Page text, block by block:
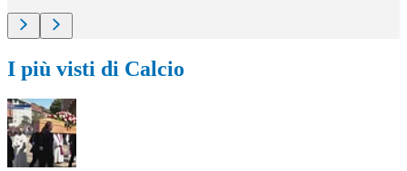
I più visti di Calcio